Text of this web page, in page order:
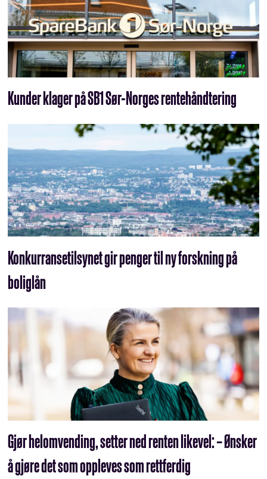
Kunder klager på SB1 Sør-Norges rentehåndtering
Konkurransetilsynet gir penger til ny forskning på
boliglån
Gjør helomvending, setter ned renten likevel: – Ønsker
å gjøre det som oppleves som rettferdig